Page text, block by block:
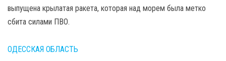
выпущена крылатая ракета, которая над морем была метко
сбита силами ПВО.
ОДЕССКАЯ ОБЛАСТЬ